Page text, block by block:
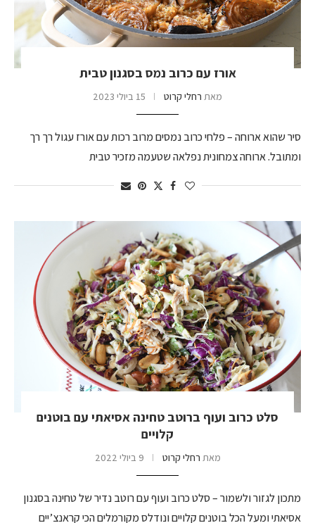
אורז עם כרוב נמס בסגנון טבית
מאת רחלי קרוט 15 ביולי 2023
סיר שהוא ארוחה – פלחי כרוב נמסים מרוב רכות עם אורז עגול רך רך
ומתובל. ארוחה צמחונית נפלאה שטעמה מזכיר טבית
סלט כרוב ועוף ברוטב טחינה אסיאתי עם בוטנים
קלויים
מאת רחלי קרוט 9 ביולי 2022
מתכון לגזור ולשמור – סלט כרוב ועוף עם רוטב נדיר של טחינה בסגנון
אסיאתי ומעל הכל בוטנים קלויים ונודלס מקורמלים הכי קראנצ’יים